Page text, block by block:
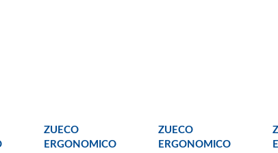
ZUECO
ERGONOMICO
ZUECO
ERGONOMICO